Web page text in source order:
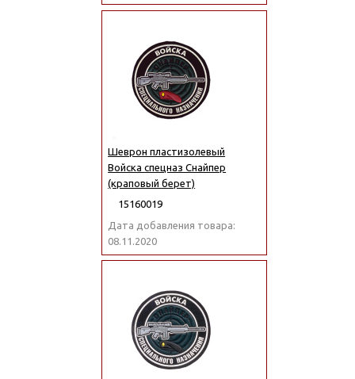
Шеврон пластизолевый
Войска спецназ Снайпер
(краповый берет)
15160019
Дата добавления товара:
08.11.2020